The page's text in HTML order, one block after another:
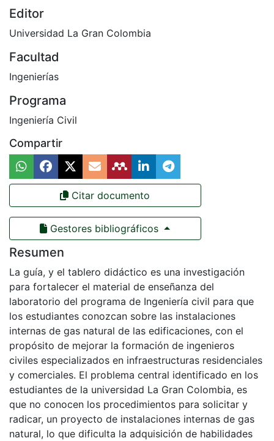
Editor
Universidad La Gran Colombia
Facultad
Ingenierías
Programa
Ingeniería Civil
Compartir
Citar documento
Gestores bibliográficos
Resumen
La guía, y el tablero didáctico es una investigación
para fortalecer el material de enseñanza del
laboratorio del programa de Ingeniería civil para que
los estudiantes conozcan sobre las instalaciones
internas de gas natural de las edificaciones, con el
propósito de mejorar la formación de ingenieros
civiles especializados en infraestructuras residenciales
y comerciales. El problema central identificado en los
estudiantes de la universidad La Gran Colombia, es
que no conocen los procedimientos para solicitar y
radicar, un proyecto de instalaciones internas de gas
natural, lo que dificulta la adquisición de habilidades